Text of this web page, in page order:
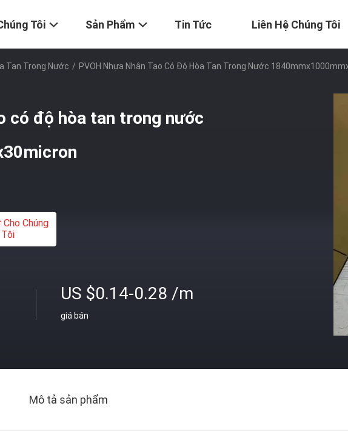
Tôi Sản Phẩm Tin Tức Liên Hệ Chúng Tôi
Tan Trong Nước / PVOH Nhựa Nhân Tạo Có Độ Hòa Tan Trong Nước
có độ hòa tan trong nước
Chúng
Tôi
US $0.14-0.28 /m
giá bán
Mô tả sản phẩm